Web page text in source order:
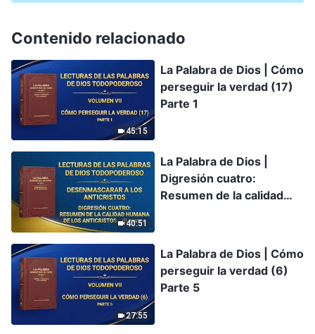
Contenido relacionado
45:15
La Palabra de Dios | Cómo
perseguir la verdad (17)
Parte 1
40:51
La Palabra de Dios |
Digresión cuatro:
Resumen de la calidad
(I) Parte 3
27:55
La Palabra de Dios | Cómo
perseguir la verdad (6)
Parte 5